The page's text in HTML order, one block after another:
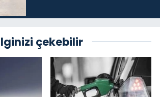
çekebilir